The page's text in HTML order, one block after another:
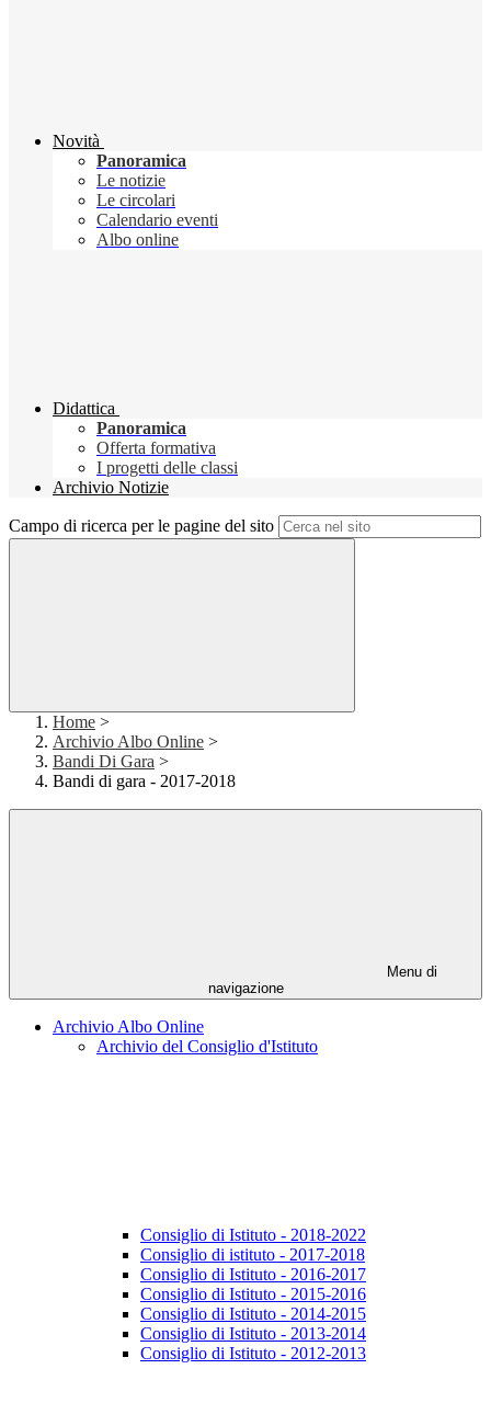
Novità
Panoramica
Le notizie
Le circolari
Calendario eventi
Albo online
Didattica
Panoramica
Offerta formativa
I progetti delle classi
Archivio Notizie
Campo di ricerca per le pagine del sito
Home >
Archivio Albo Online >
Bandi Di Gara >
Bandi di gara - 2017-2018
Menu di
navigazione
Archivio Albo Online
Archivio del Consiglio d'Istituto
Consiglio di Istituto - 2018-2022
Consiglio di istituto - 2017-2018
Consiglio di Istituto - 2016-2017
Consiglio di Istituto - 2015-2016
Consiglio di Istituto - 2014-2015
Consiglio di Istituto - 2013-2014
Consiglio di Istituto - 2012-2013